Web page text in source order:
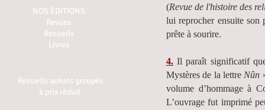
(Revue de l'histoire des
lui reprocher ensuite
prête à sourire.
4. Il paraît significatif
Mystères de la lettre Nûn
volume d’hommage à
L’ouvrage fut imprimé
NOS ÉDITIONS
Revues
Recueils
Livres
Recueils achats groupés
à prix réduit